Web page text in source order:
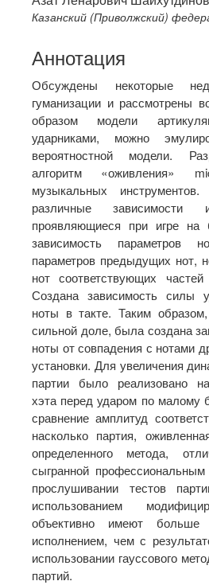
Article
Content
Казанский (Приволжский)
Аннотация
Обсуждены некоторые
гуманизации и рассмотрены
образом модели
ударниками, можно
вероятностной модели.
алгоритм «оживления»
музыкальных инструментов.
различные зависимости
проявляющиеся при игре на
зависимость
параметров предыдущих нот,
нот соответствующих
Создана зависимость силы
ноты в такте. Таким
сильной доле, была создана
ноты от совпадения с нотами
установки. Для увеличения
партии было реализовано
хэта перед ударом по малому
сравнение амплитуд
насколько партия,
определенного метода,
сыгранной
прослушивании тестов
использованием
объективно имеют
исполнением, чем с
использовании гауссового
партий.